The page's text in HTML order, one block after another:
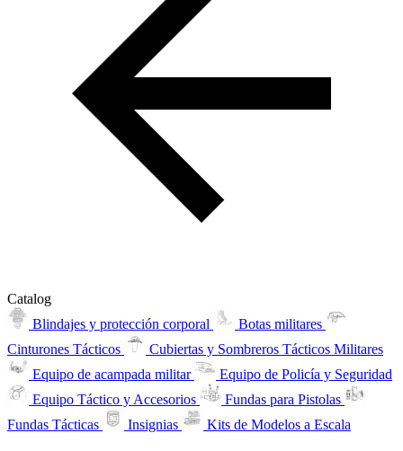
Catalog
Blindajes y protección corporal
Botas militares
Cinturones Tácticos
Cubiertas y Sombreros Tácticos Militares
Equipo de acampada militar
Equipo de Policía y Seguridad
Equipo Táctico y Accesorios
Fundas para Pistolas
Fundas Tácticas
Insignias Kits de Modelos a Escala